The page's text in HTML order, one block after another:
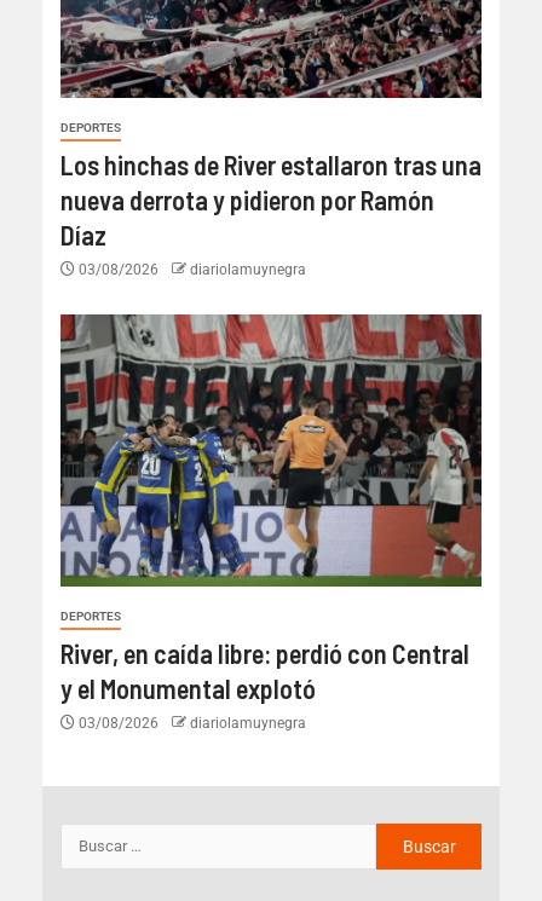
DEPORTES
Los hinchas de River estallaron tras una
nueva derrota y pidieron por Ramón
Díaz
03/08/2026 diariolamuynegra
DEPORTES
River, en caída libre: perdió con Central
y el Monumental explotó
03/08/2026 diariolamuynegra